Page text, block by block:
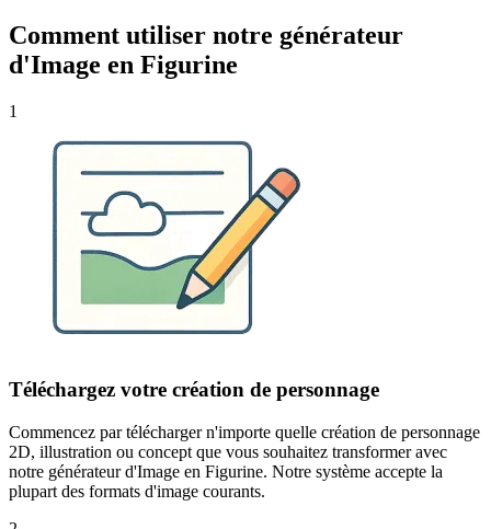
Comment utiliser notre générateur
d'Image en Figurine
1
Téléchargez votre création de personnage
Commencez par télécharger n'importe quelle création de personnage
2D, illustration ou concept que vous souhaitez transformer avec
notre générateur d'Image en Figurine. Notre système accepte la
plupart des formats d'image courants.